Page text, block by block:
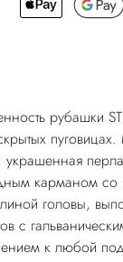
рубашки
украшенная
карманом со
головы,
с
к любой